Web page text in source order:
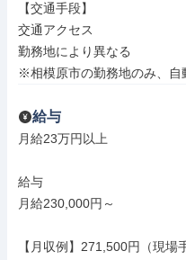
【交通手段】
交通アクセス
勤務地により異なる
※相模原市の勤務地のみ、自
給与
月給23万円以上
給与
月給230,000円～
【月収例】271,500円（現